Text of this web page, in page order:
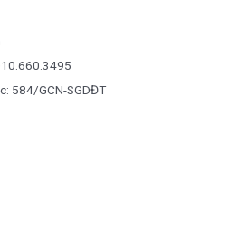
584/GCN-SGDĐT